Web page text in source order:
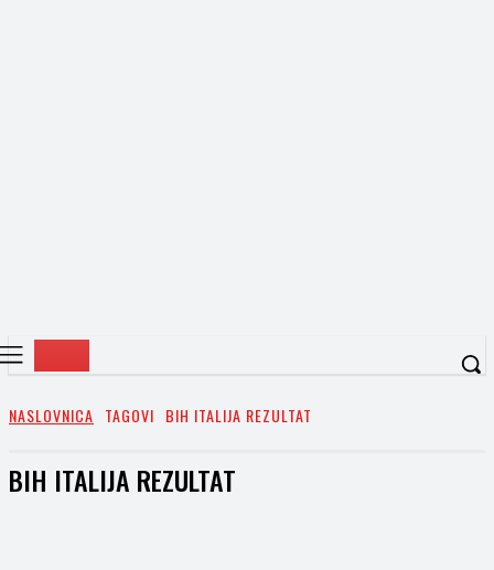
NASLOVNICA TAGOVI BIH ITALIJA REZULTAT
BIH ITALIJA REZULTAT